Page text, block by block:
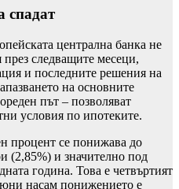
спадат
централна банка не
следващите месеци,
и последните решения на
на основните
път – позволяват
условия по ипотеките.
процент се понижава до
(2,85%) и значително под
година. Това е четвъртият
юни насам понижението е